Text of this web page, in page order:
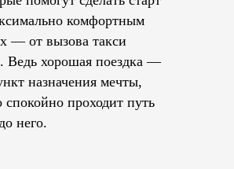
комфортным
— от вызова такси
Ведь хорошая поездка —
назначения мечты,
спокойно проходит путь
до него.